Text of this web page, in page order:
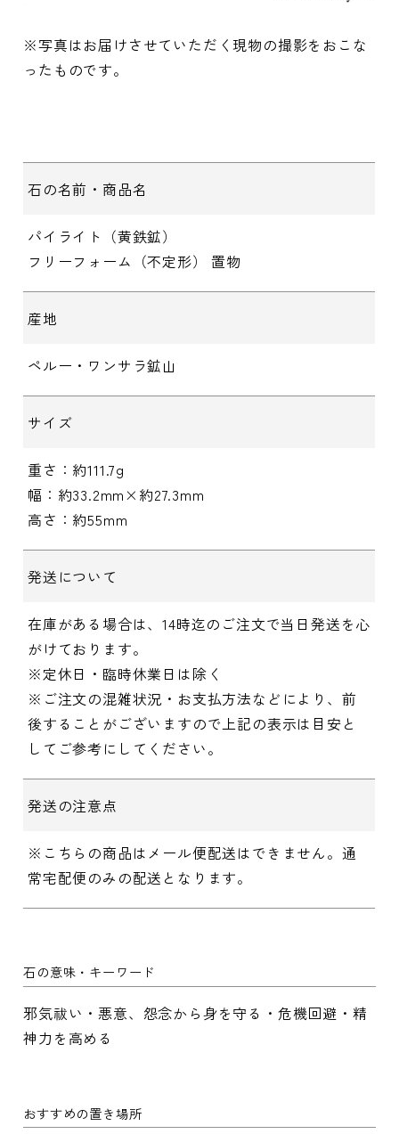
※写真はお届けさせていただく現物の撮影をおこな
ったものです。
石の名前・商品名
パイライト（黄鉄鉱）
フリーフォーム（不定形） 置物
産地
ペルー・ワンサラ鉱山
サイズ
重さ：約111.7g
幅：約33.2mm×約27.3mm
高さ：約55mm
発送について
在庫がある場合は、14時迄のご注文で当日発送を心
がけております。
※定休日・臨時休業日は除く
※ご注文の混雑状況・お支払方法などにより、前
後することがございますので上記の表示は目安と
してご参考にしてください。
発送の注意点
※こちらの商品はメール便配送はできません。通
常宅配便のみの配送となります。
石の意味・キーワード
邪気祓い・悪意、怨念から身を守る・危機回避・精
神力を高める
おすすめの置き場所